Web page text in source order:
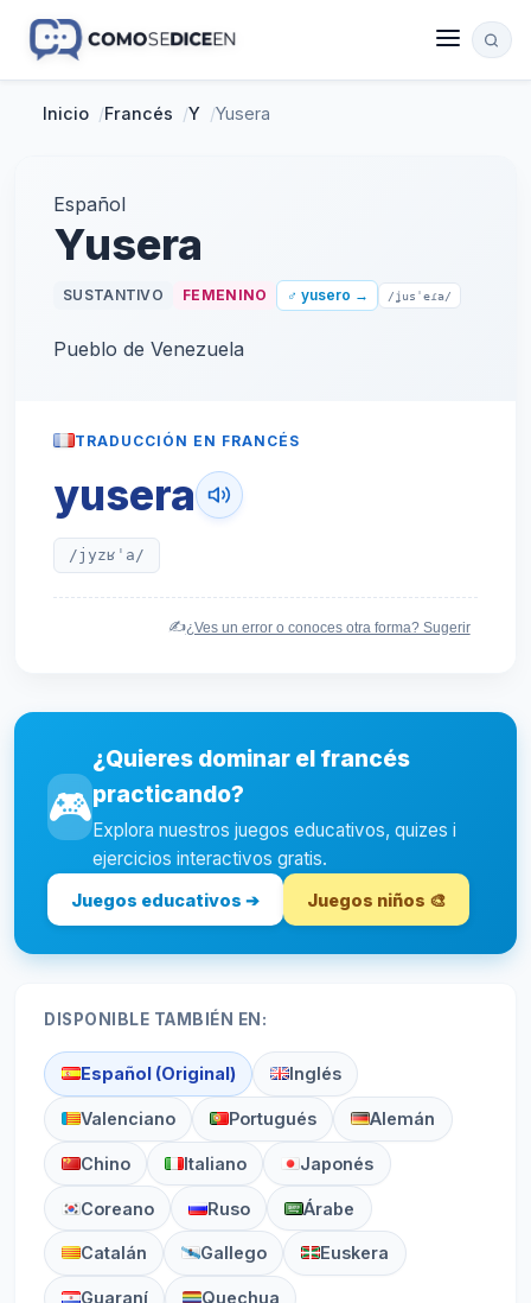
Inicio /Francés /Y /Yusera
Español
Yusera
SUSTANTIVO FEMENINO ♂ yusero → /ʝusˈeɾa/
Pueblo de Venezuela
TRADUCCIÓN EN FRANCÉS
yusera
/jyzʁˈa/
✍️¿Ves un error o conoces otra forma? Sugerir
🎮
¿Quieres dominar el francés
practicando?
Explora nuestros juegos educativos, quizes i
ejercicios interactivos gratis.
Juegos educativos ➔ Juegos niños 🎨
DISPONIBLE TAMBIÉN EN:
Español (Original) Inglés
Valenciano Portugués Alemán
Chino Italiano Japonés
Coreano Ruso Árabe
Catalán Gallego Euskera
Guaraní Quechua